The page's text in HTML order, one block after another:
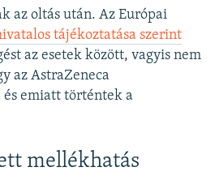
az oltás után. Az Európai
tájékoztatása szerint
az esetek között, vagyis nem
az AstraZeneca
és emiatt történtek a
mellékhatás